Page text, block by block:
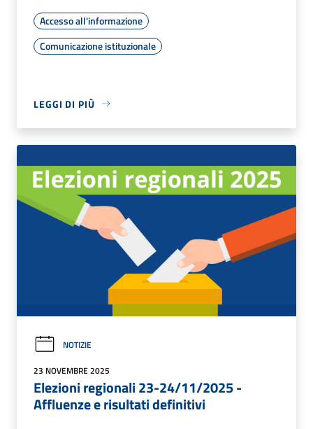
Accesso all'informazione
Comunicazione istituzionale
LEGGI DI PIÙ
NOTIZIE
23 NOVEMBRE 2025
Elezioni regionali 23-24/11/2025 -
Affluenze e risultati definitivi